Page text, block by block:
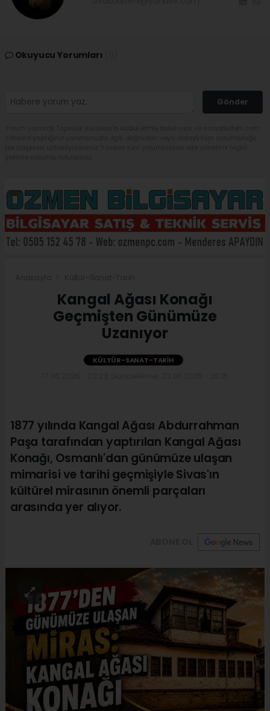
Okuyucu Yorumları
Gönder
Kangal Ağası Konağı
Geçmişten Günümüze
Uzanıyor
KÜLTÜR-SANAT-TARIH
1877 yılında Kangal Ağası Abdurrahman
Paşa tarafından yaptırılan Kangal Ağası
Konağı, Osmanlı'dan günümüze ulaşan
mimarisi ve tarihi geçmişiyle Sivas'ın
kültürel mirasının önemli parçaları
arasında yer alıyor.